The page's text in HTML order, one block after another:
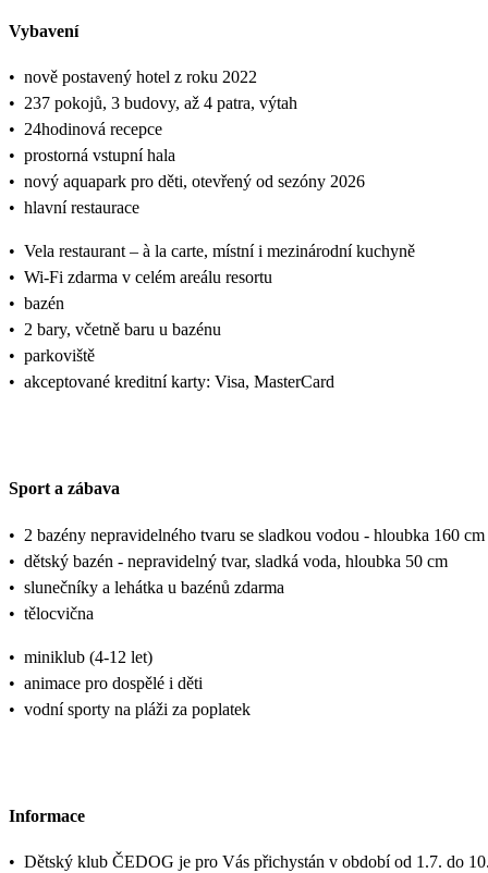
Vybavení
• nově postavený hotel z roku 2022
• 237 pokojů, 3 budovy, až 4 patra, výtah
• 24hodinová recepce
• prostorná vstupní hala
• nový aquapark pro děti, otevřený od sezóny 2026
• hlavní restaurace
• Vela restaurant – à la carte, místní i mezinárodní kuchyně
• Wi-Fi zdarma v celém areálu resortu
• bazén
• 2 bary, včetně baru u bazénu
• parkoviště
• akceptované kreditní karty: Visa, MasterCard
Sport a zábava
• 2 bazény nepravidelného tvaru se sladkou vodou - hloubka 160
• dětský bazén - nepravidelný tvar, sladká voda, hloubka 50 cm
• slunečníky a lehátka u bazénů zdarma
• tělocvična
• miniklub (4-12 let)
• animace pro dospělé i děti
• vodní sporty na pláži za poplatek
Informace
• Dětský klub ČEDOG je pro Vás přichystán v období od 1.7. do